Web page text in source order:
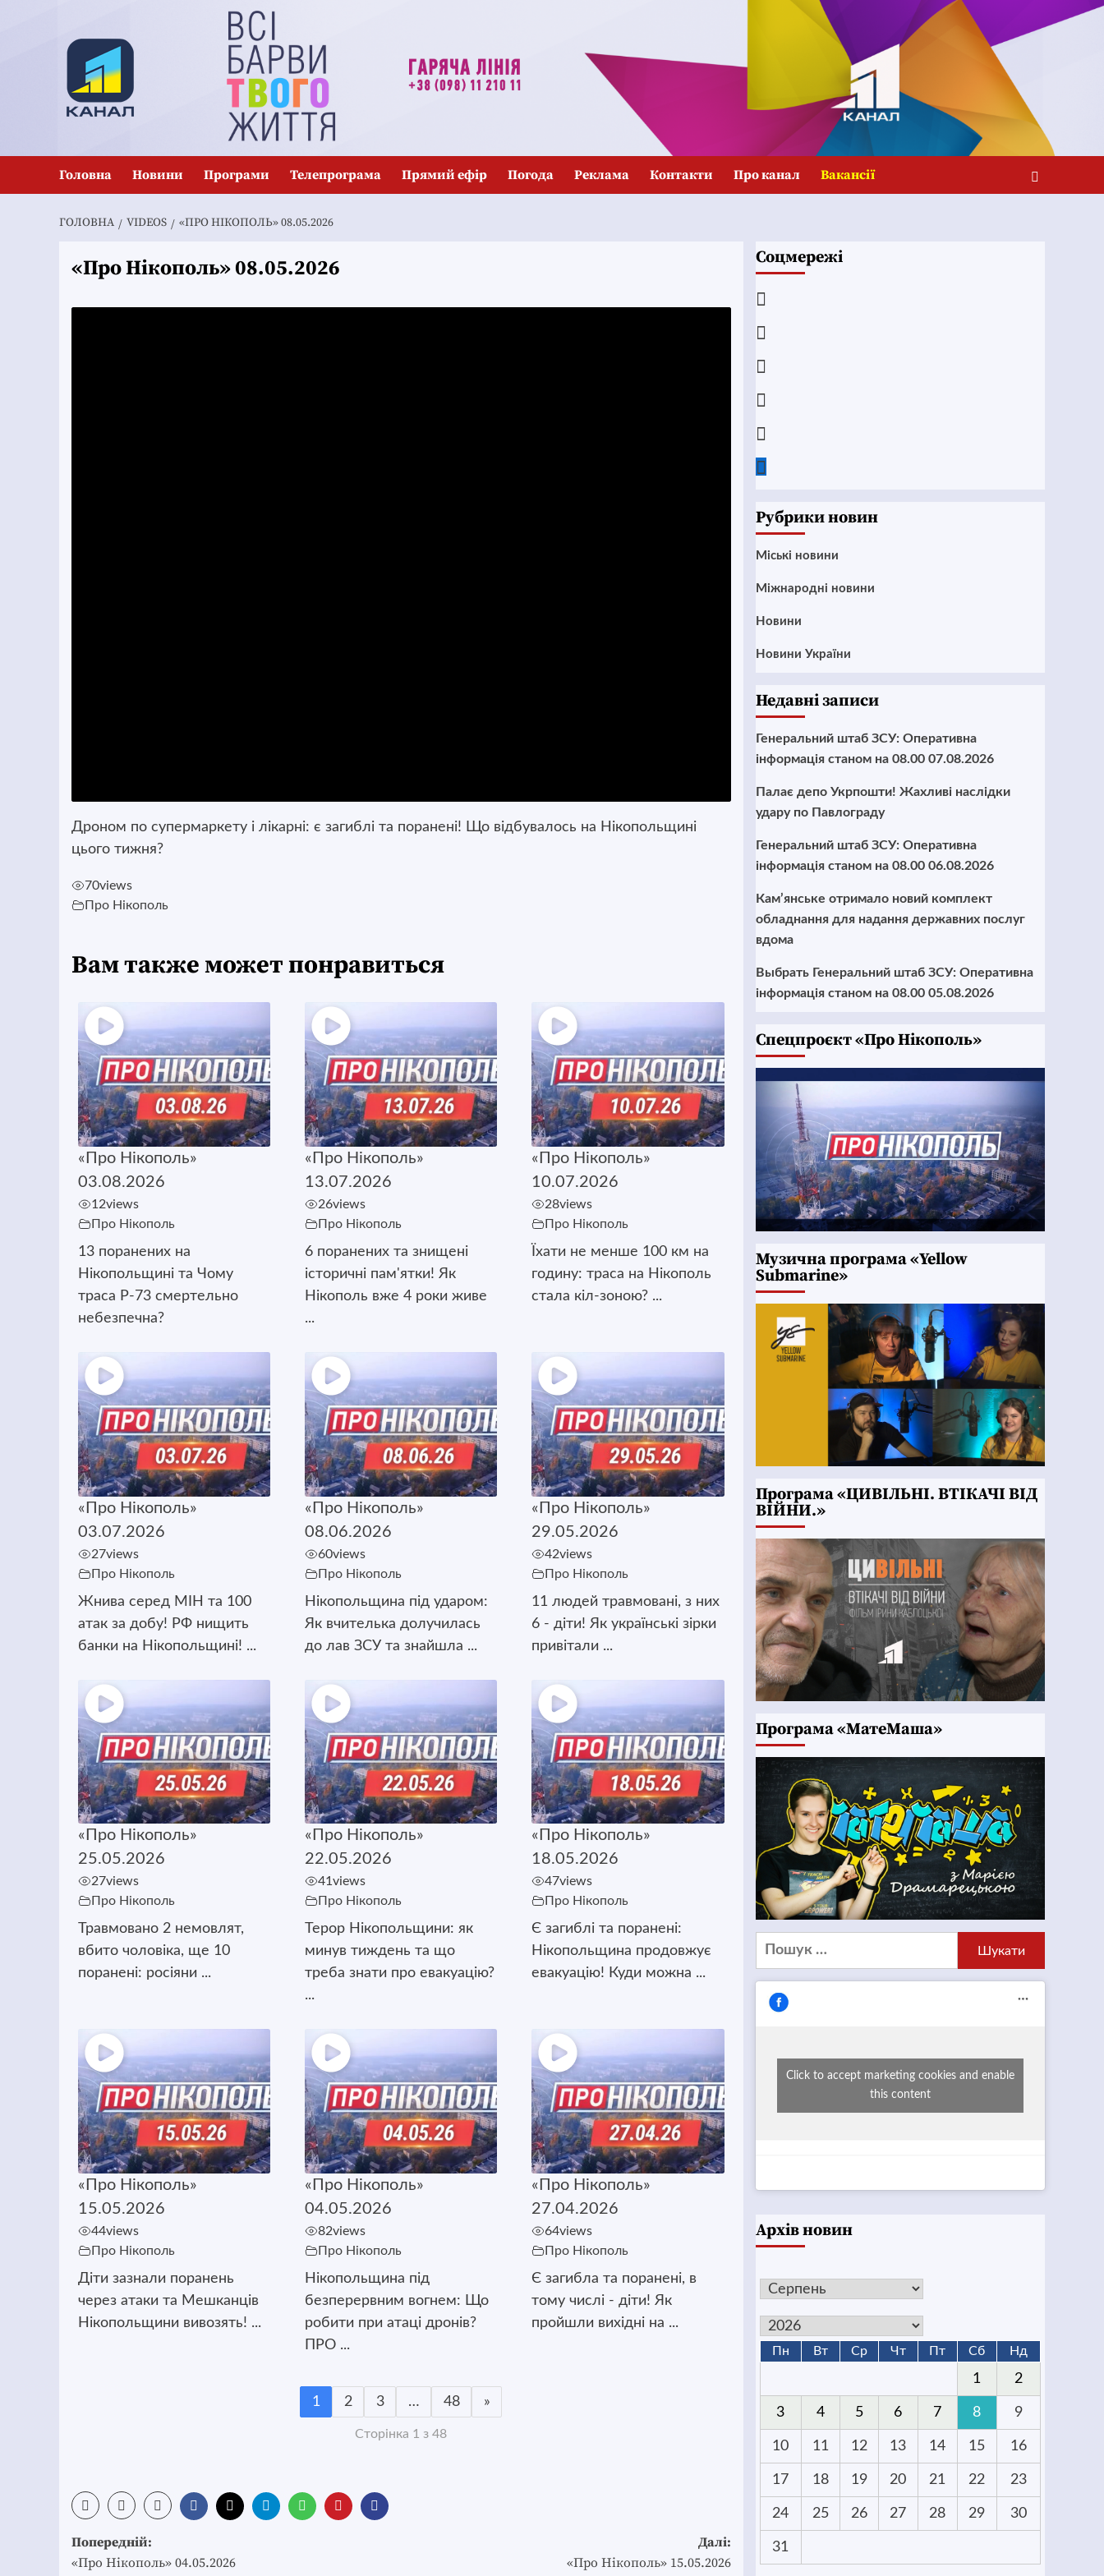
Головна Новини Програми Телепрограма Прямий ефір Погода Реклама Контакти Про канал Вакансії
ГОЛОВНА VIDEOS «ПРО НІКОПОЛЬ» 08.05.2026
«Про Нікополь» 08.05.2026
Дроном по супермаркету і лікарні: є загиблі та поранені! Що відбувалось на Нікопольщині
цього тижня?
70views
Про Нікополь
Вам также может понравиться
«Про Нікополь»
03.08.2026
12views
Про Нікополь
13 поранених на
Нікопольщині та Чому
траса Р-73 смертельно
небезпечна?
«Про Нікополь»
13.07.2026
26views
Про Нікополь
6 поранених та знищені
історичні пам'ятки! Як
Нікополь вже 4 роки живе
...
«Про Нікополь»
10.07.2026
28views
Про Нікополь
Їхати не менше 100 км на
годину: траса на Нікополь
стала кіл-зоною? ...
«Про Нікополь»
03.07.2026
27views
Про Нікополь
Жнива серед МІН та 100
атак за добу! РФ нищить
банки на Нікопольщині! ...
«Про Нікополь»
08.06.2026
60views
Про Нікополь
Нікопольщина під ударом:
Як вчителька долучилась
до лав ЗСУ та знайшла ...
«Про Нікополь»
29.05.2026
42views
Про Нікополь
11 людей травмовані, з них
6 - діти! Як українські зірки
привітали ...
«Про Нікополь»
25.05.2026
27views
Про Нікополь
Травмовано 2 немовлят,
вбито чоловіка, ще 10
поранені: росіяни ...
«Про Нікополь»
22.05.2026
41views
Про Нікополь
Терор Нікопольщини: як
минув тиждень та що
треба знати про евакуацію?
...
«Про Нікополь»
18.05.2026
47views
Про Нікополь
Є загиблі та поранені:
Нікопольщина продовжує
евакуацію! Куди можна ...
«Про Нікополь»
15.05.2026
44views
Про Нікополь
Діти зазнали поранень
через атаки та Мешканців
Нікопольщини вивозять! ...
«Про Нікополь»
04.05.2026
82views
Про Нікополь
Нікопольщина під
безперервним вогнем: Що
робити при атаці дронів?
ПРО ...
«Про Нікополь»
27.04.2026
64views
Про Нікополь
Є загибла та поранені, в
тому числі - діти! Як
пройшли вихідні на ...
1 2 3 … 48 »
Сторінка 1 з 48
Post
navigation
Попередній:
«Про Нікополь» 04.05.2026
Далі:
«Про Нікополь» 15.05.2026
Соцмережі
Рубрики новин
Mіські новини
Міжнародні новини
Новини
Новини України
Недавні записи
Генеральний штаб ЗСУ: Оперативна
інформація станом на 08.00 07.08.2026
Палає депо Укрпошти! Жахливі наслідки
удару по Павлограду
Генеральний штаб ЗСУ: Оперативна
інформація станом на 08.00 06.08.2026
Кам’янське отримало новий комплект
обладнання для надання державних послуг
вдома
Выбрать Генеральний штаб ЗСУ: Оперативна
інформація станом на 08.00 05.08.2026
Cпецпроєкт «Про Нікополь»
Музична програма «Yellow
Submarine»
Програма «ЦИВІЛЬНІ. ВТІКАЧІ ВІД
ВІЙНИ.»
Програма «МатеМаша»
Пошук:
Click to accept marketing cookies and enable
this content
Архів новин
Пн Вт Ср Чт Пт Сб Нд
1 2
3 4 5 6 7 8 9
10 11 12 13 14 15 16
17 18 19 20 21 22 23
24 25 26 27 28 29 30
31